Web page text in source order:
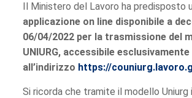
Il Ministero del Lavoro ha predisposto
applicazione on line disponibile a
06/04/2022 per la trasmissione del
UNIURG, accessibile
all’indirizzo https://
Si ricorda che tramite il modello Uniurg